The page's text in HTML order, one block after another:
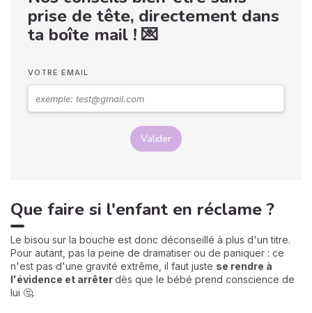
prise de tête, directement dans
ta boîte mail ! 💌
VOTRE EMAIL
Valider
Que faire si l'enfant en réclame ?
Le bisou sur la bouche est donc déconseillé à plus d'un titre.
Pour autant, pas la peine de dramatiser ou de paniquer : ce
n'est pas d'une gravité extrême, il faut juste se rendre à
l'évidence et arrêterdès que le bébé prend conscience de
lui 🤔.